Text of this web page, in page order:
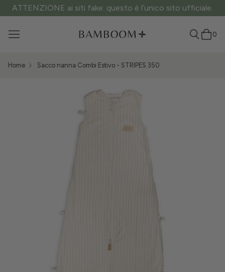
ATTENZIONE ai siti fake: questo è l’unico sito ufficiale.
0
Home Sacco nanna Combi Estivo - STRIPES 350